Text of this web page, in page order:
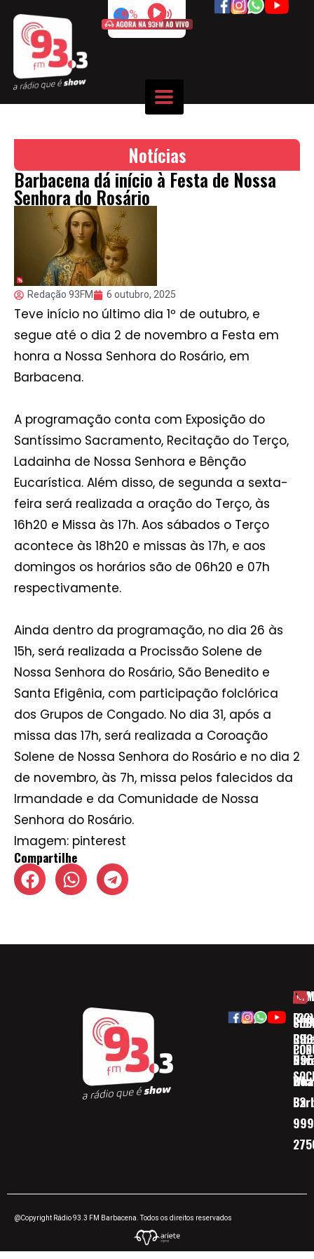
50%
Notícias
Barbacena dá início à Festa de Nossa
Senhora do Rosário
Redação 93FM 6 outubro, 2025
Teve início no último dia 1º de outubro, e
segue até o dia 2 de novembro a Festa em
honra a Nossa Senhora do Rosário, em
Barbacena.
A programação conta com Exposição do
Santíssimo Sacramento, Recitação do Terço,
Ladainha de Nossa Senhora e Bênção
Eucarística. Além disso, de segunda a sexta-
feira será realizada a oração do Terço, às
16h20 e Missa às 17h. Aos sábados o Terço
acontece às 18h20 e missas às 17h, e aos
domingos os horários são de 06h20 e 07h
respectivamente.
Ainda dentro da programação, no dia 26 às
15h, será realizada a Procissão Solene de
Nossa Senhora do Rosário, São Benedito e
Santa Efigênia, com participação folclórica
dos Grupos de Congado. No dia 31, após a
missa das 17h, será realizada a Coroação
Solene de Nossa Senhora do Rosário e no dia 2
de novembro, às 7h, missa pelos falecidos da
Irmandade e da Comunidade de Nossa
Senhora do Rosário.
Imagem: pinterest
Compartilhe
(32)
32
@Copyright Rádio 93.3 FM Barbacena. Todos os direitos reservados